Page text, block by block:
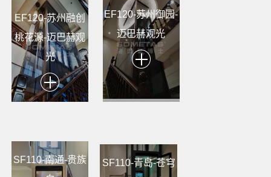
EF120-苏州融创
桃花源-迈巴赫观
光
EF120-苏州御园-
迈巴赫观光
SF110-南通-贵族
SF110-青岛-苍穹